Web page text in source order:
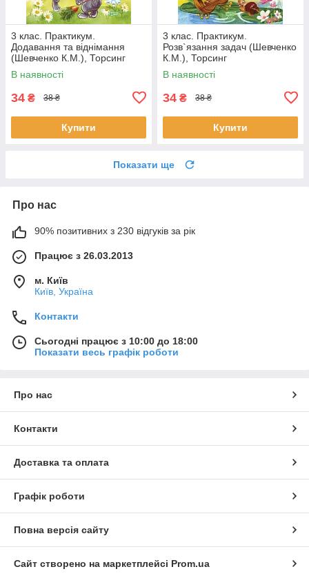
3 клас. Практикум.
Додавання та віднімання
(Шевченко К.М.), Торсинг
В наявності
34 ₴ 38 ₴
Купити
3 клас. Практикум.
Розв`язання задач (Шевченко
К.М.), Торсинг
В наявності
34 ₴ 38 ₴
Купити
Показати ще
Про нас
90% позитивних з 230 відгуків за рік
Працює з 26.03.2013
м. Київ
Київ, Україна
Контакти
Сьогодні працює з 10:00 до 18:00
Показати весь графік роботи
Про нас
Контакти
Доставка та оплата
Графік роботи
Повна версія сайту
Сайт створено на маркетплейсі Prom.ua